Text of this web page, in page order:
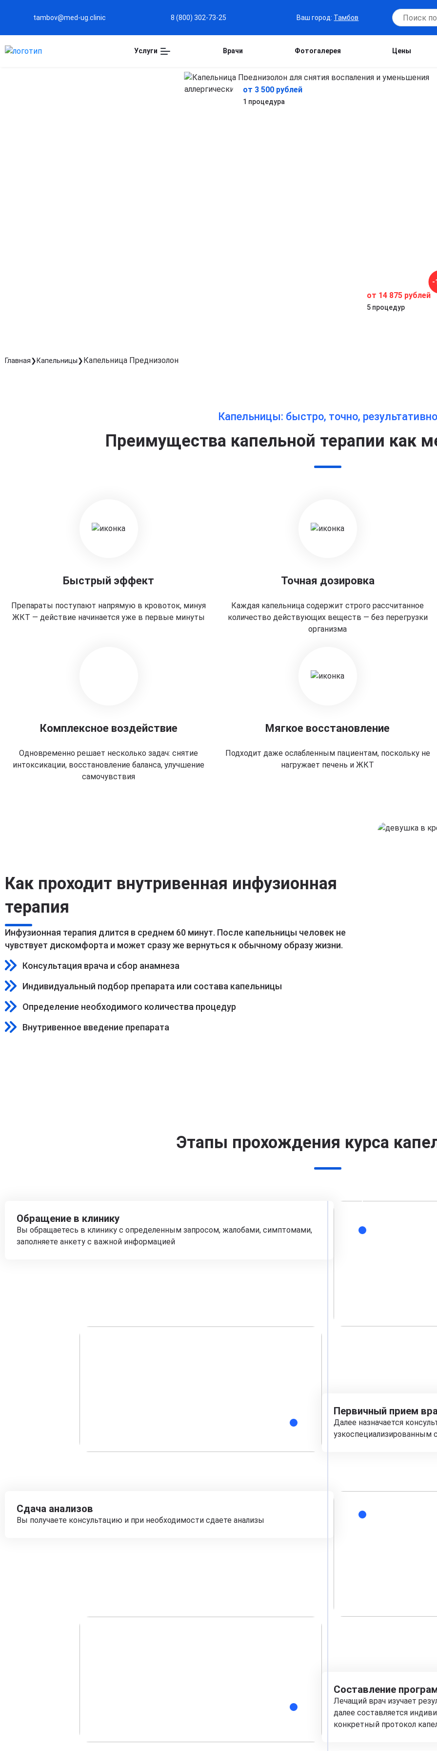
tambov@med-ug.clinic 8 (800) 302-73-25 Ваш город: Тамбов
Услуги Врачи Фотогалерея Цены
от 3 500 рублей
1 процедура
от 14 875 рублей
5 процедур
-
Главная Капельницы Капельница Преднизолон
Капельницы: быстро, точно, результативно
Преимущества капельной терапии как
Быстрый эффект
Препараты поступают напрямую в кровоток, минуя
ЖКТ — действие начинается уже в первые минуты
Точная дозировка
Каждая капельница содержит строго рассчитанное
количество действующих веществ — без перегрузки
организма
Комплексное воздействие
Одновременно решает несколько задач: снятие
интоксикации, восстановление баланса, улучшение
самочувствия
Мягкое восстановление
Подходит даже ослабленным пациентам, поскольку не
нагружает печень и ЖКТ
Как проходит внутривенная инфузионная
терапия
Инфузионная терапия длится в среднем 60 минут. После капельницы человек не
чувствует дискомфорта и может сразу же вернуться к обычному образу жизни.
Консультация врача и сбор анамнеза
Индивидуальный подбор препарата или состава капельницы
Определение необходимого количества процедур
Внутривенное введение препарата
Этапы прохождения курса
Обращение в клинику
Вы обращаетесь в клинику с определенным запросом, жалобами, симптомами,
заполняете анкету с важной информацией
Первичный прием
Далее назначается
узкоспециализированным
Сдача анализов
Вы получаете консультацию и при необходимости сдаете анализы
Составление
Лечащий врач изучает
далее составляется
конкретный протокол